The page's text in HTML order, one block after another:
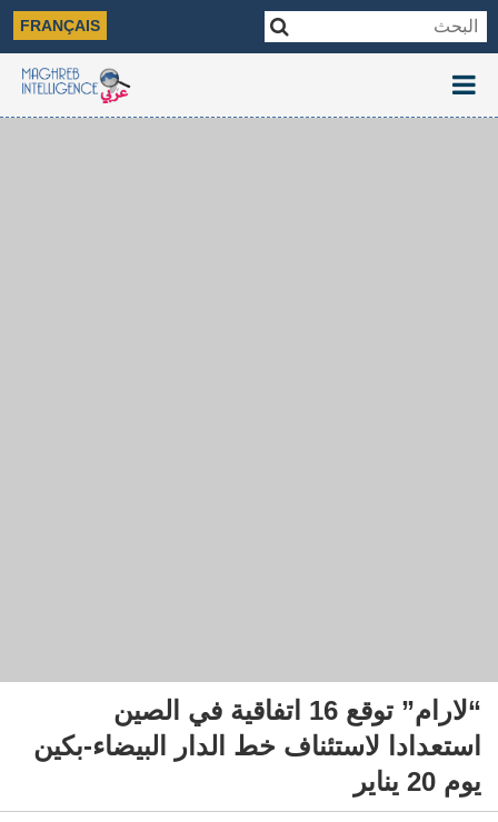
FRANÇAIS
“لارام” توقع 16 اتفاقية في الصين
استعدادا لاستئناف خط الدار البيضاء-بكين
يوم 20 يناير